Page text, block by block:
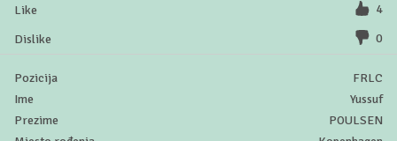
4
0
FRLC
Yussuf
POULSEN